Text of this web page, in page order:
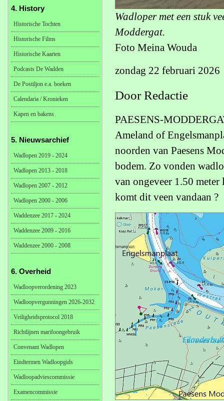
Wadloper met een stuk
Moddergat.
Foto Meina Wouda
zondag 22 februari 2026
Door Redactie
PAESENS-
Ameland of
noorden van Paesens
bodem. Zo vonden
van ongeveer 1.50 meter
komt dit veen vandaan ?
4. History
Historische Tochten
Historische Films
Historische Kaarten
Podcasts De Wadden
De Postiljon e.a. boeken
Calendaria / Kronieken
Kapen en bakens
5. Nieuwsarchief
Wadlopen 2019 - 2024
Wadlopen 2013 - 2018
Wadlopen 2007 - 2012
Wadlopen 2000 - 2006
Waddenzee 2017 - 2024
Waddenzee 2009 - 2016
Waddenzee 2000 - 2008
6. Overheid
Wadloopverordening 2023
Wadloopvergunningen 2026-2032
Veiligheidsprotocol 2018
Richtlijnen marifoongebruik
Convenant Wadlopen
Eindtermen Wadloopgids
Wadloopadviescommissie
Examencommissie